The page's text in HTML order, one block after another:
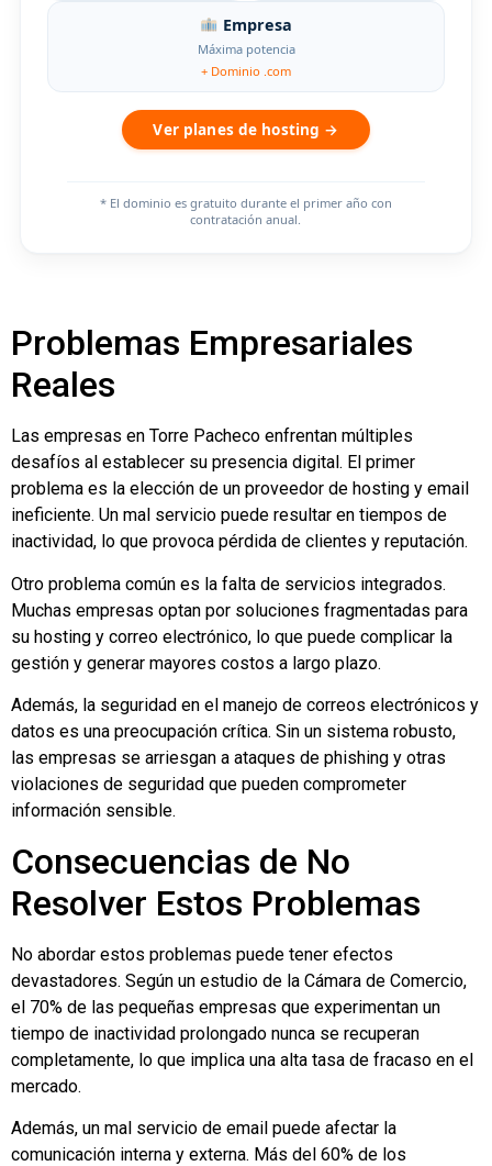
Empresa
Máxima potencia
+ Dominio .com
Ver planes de hosting →
* El dominio es gratuito durante el primer año con
contratación anual.
Problemas Empresariales
Reales
Las empresas en Torre Pacheco enfrentan múltiples
desafíos al establecer su presencia digital. El primer
problema es la elección de un proveedor de hosting y email
ineficiente. Un mal servicio puede resultar en tiempos de
inactividad, lo que provoca pérdida de clientes y reputación.
Otro problema común es la falta de servicios integrados.
Muchas empresas optan por soluciones fragmentadas para
su hosting y correo electrónico, lo que puede complicar la
gestión y generar mayores costos a largo plazo.
Además, la seguridad en el manejo de correos electrónicos y
datos es una preocupación crítica. Sin un sistema robusto,
las empresas se arriesgan a ataques de phishing y otras
violaciones de seguridad que pueden comprometer
información sensible.
Consecuencias de No
Resolver Estos Problemas
No abordar estos problemas puede tener efectos
devastadores. Según un estudio de la Cámara de Comercio,
el 70% de las pequeñas empresas que experimentan un
tiempo de inactividad prolongado nunca se recuperan
completamente, lo que implica una alta tasa de fracaso en el
mercado.
Además, un mal servicio de email puede afectar la
comunicación interna y externa. Más del 60% de los